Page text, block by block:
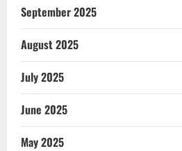
September 2025
August 2025
July 2025
June 2025
May 2025